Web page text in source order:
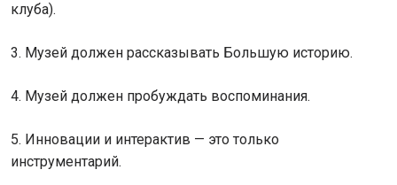
клуба).
3. Музей должен рассказывать Большую историю.
4. Музей должен пробуждать воспоминания.
5. Инновации и интерактив — это только
инструментарий.